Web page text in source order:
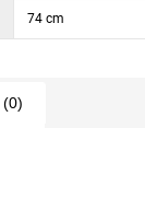
74 cm
(0)